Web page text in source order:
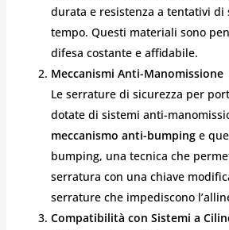
durata e resistenza a tentativi di
tempo. Questi materiali sono
difesa costante e affidabile.
Meccanismi Anti-Manomissione
Le serrature di sicurezza per
dotate di sistemi anti-
meccanismo anti-bumpinge
bumping, una tecnica che
serratura con una chiave
serrature che impediscono
Compatibilità con Sistemi a